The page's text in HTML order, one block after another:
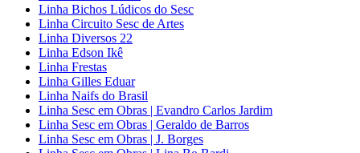
Linha Bichos Lúdicos do Sesc
Linha Circuito Sesc de Artes
Linha Diversos 22
Linha Edson Ikê
Linha Frestas
Linha Gilles Eduar
Linha Naifs do Brasil
Linha Sesc em Obras | Evandro Carlos Jardim
Linha Sesc em Obras | Geraldo de Barros
Linha Sesc em Obras | J. Borges